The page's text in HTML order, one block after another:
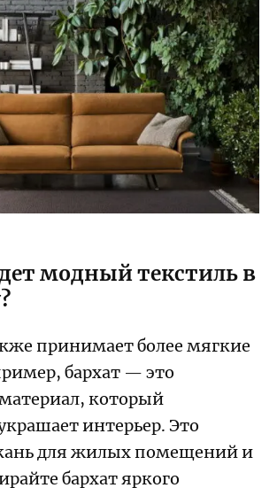
модный текстиль в
принимает более мягкие
бархат — это
который
интерьер. Это
для жилых помещений и
бархат яркого